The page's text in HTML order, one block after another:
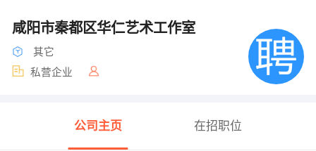
咸阳市秦都区华仁艺术工作室
其它
私营企业
公司主页 在招职位